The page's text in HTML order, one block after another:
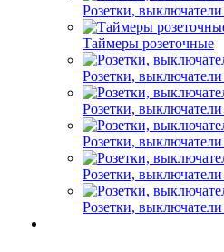
Розетки,
Таймеры розеточные
Розетки,
Розетки,
Розетки,
Розетки,
Розетки, выключатели